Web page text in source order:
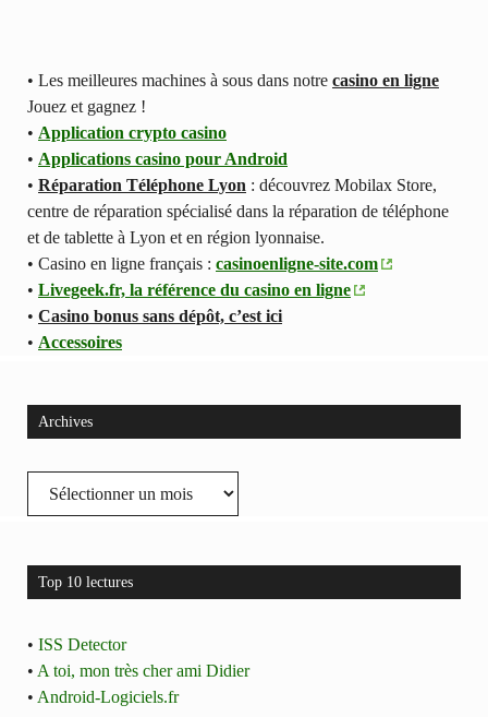
• Les meilleures machines à sous dans notre casino en ligne
Jouez et gagnez !
• Application crypto casino
• Applications casino pour Android
• Réparation Téléphone Lyon : découvrez Mobilax Store,
centre de réparation spécialisé dans la réparation de téléphone
et de tablette à Lyon et en région lyonnaise.
• Casino en ligne français : casinoenligne-site.com
• Livegeek.fr, la référence du casino en ligne
• Casino bonus sans dépôt, c’est ici
• Accessoires
Archives
Archives
Top 10 lectures
• ISS Detector
• A toi, mon très cher ami Didier
• Android-Logiciels.fr